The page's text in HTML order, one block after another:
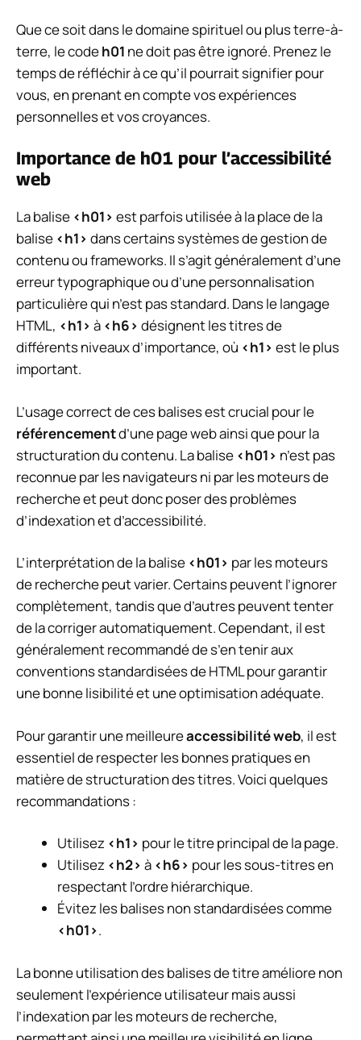
Que ce soit dans le domaine spirituel ou plus terre-à-
terre, le codeh01 ne doit pas être ignoré. Prenez le
temps de réfléchir à ce qu’il pourrait signifier pour
vous, en prenant en compte vos expériences
personnelles et vos croyances.
Importance de h01 pour l’accessibilité
web
La balise <h01> est parfois utilisée à la place de la
balise <h1> dans certains systèmes de gestion de
contenu ou frameworks. Il s’agit généralement d’une
erreur typographique ou d’une personnalisation
particulière qui n’est pas standard. Dans le langage
HTML, <h1> à <h6> désignent les titres de
différents niveaux d’importance, où <h1> est le plus
important.
L’usage correct de ces balises est crucial pour le
référencementd’une page web ainsi que pour la
structuration du contenu. La balise <h01> n’est pas
reconnue par les navigateurs ni par les moteurs de
recherche et peut donc poser des problèmes
d’indexation et d’accessibilité.
L’interprétation de la balise <h01> par les moteurs
de recherche peut varier. Certains peuvent l’ignorer
complètement, tandis que d’autres peuvent tenter
de la corriger automatiquement. Cependant, il est
généralement recommandé de s’en tenir aux
conventions standardisées de HTML pour garantir
une bonne lisibilité et une optimisation adéquate.
Pour garantir une meilleureaccessibilité web, il est
essentiel de respecter les bonnes pratiques en
matière de structuration des titres. Voici quelques
recommandations :
Utilisez <h1> pour le titre principal de la page.
Utilisez <h2> à <h6> pour les sous-titres en
respectant l’ordre hiérarchique.
Évitez les balises non standardisées comme
<h01>.
La bonne utilisation des balises de titre améliore non
seulement l’expérience utilisateur mais aussi
l’indexation par les moteurs de recherche,